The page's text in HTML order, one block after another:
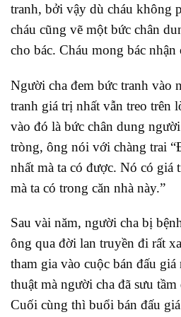
tranh, bởi vậy dù cháu không
cháu cũng vẽ một bức chân
cho bác. Cháu mong bác nhận
Người cha đem bức tranh vào
tranh giá trị nhất vẫn treo trên
vào đó là bức chân dung
tròng, ông nói với chàng trai
nhất mà ta có được. Nó có giá
mà ta có trong căn nhà này.”
Sau vài năm, người cha bị
ông qua đời lan truyền đi rất
tham gia vào cuộc bán đấu
thuật mà người cha đã sưu
Cuối cùng thì buổi bán đấu